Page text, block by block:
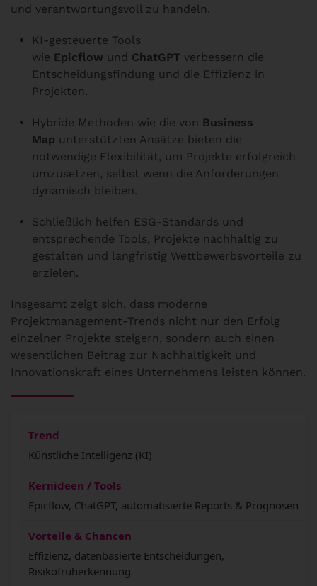
und verantwortungsvoll zu handeln.
KI-gesteuerte Tools
wie Epicflow und ChatGPT verbessern die
Entscheidungsfindung und die Effizienz in
Projekten.
Hybride Methoden wie die von Business
Map unterstützten Ansätze bieten die
notwendige Flexibilität, um Projekte erfolgreich
umzusetzen, selbst wenn die Anforderungen
dynamisch bleiben.
Schließlich helfen ESG-Standards und
entsprechende Tools, Projekte nachhaltig zu
gestalten und langfristig Wettbewerbsvorteile zu
erzielen.
Insgesamt zeigt sich, dass moderne
Projektmanagement-Trends nicht nur den Erfolg
einzelner Projekte steigern, sondern auch einen
wesentlichen Beitrag zur Nachhaltigkeit und
Innovationskraft eines Unternehmens leisten können.
Künstliche Intelligenz (KI)
Epicflow, ChatGPT, automatisierte Reports & Prognosen
Effizienz, datenbasierte Entscheidungen,
Risikofrüherkennung